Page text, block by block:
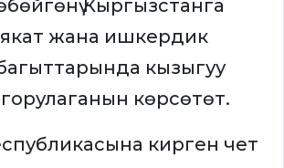
Кыргызстанга
жана ишкердик
багыттарында кызыгуу
көрсөтөт.
кирген чет